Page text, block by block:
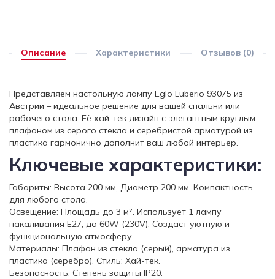
Описание Характеристики Отзывов (0)
Представляем настольную лампу Eglo Luberio 93075 из
Австрии – идеальное решение для вашей спальни или
рабочего стола. Её хай-тек дизайн с элегантным круглым
плафоном из серого стекла и серебристой арматурой из
пластика гармонично дополнит ваш любой интерьер.
Ключевые характеристики:
Габариты: Высота 200 мм, Диаметр 200 мм. Компактность
для любого стола.
Освещение: Площадь до 3 м². Использует 1 лампу
накаливания E27, до 60W (230V). Создаст уютную и
функциональную атмосферу.
Материалы: Плафон из стекла (серый), арматура из
пластика (серебро). Стиль: Хай-тек.
Безопасность: Степень защиты IP20.